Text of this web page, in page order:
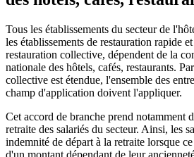
Tous les établissements du secteur de
les établissements de restauration rapide
restauration collective, dépendent de la
nationale des hôtels, cafés, restaurants.
collective est étendue, l'ensemble des
champ d'application doivent l'appliquer.
Cet accord de branche prend notamment
retraite des salariés du secteur. Ainsi, les
indemnité de départ à la retraite lorsque
d'un montant dépendant de leur